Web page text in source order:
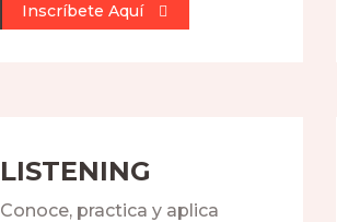
Inscríbete Aquí
LISTENING
Conoce, practica y aplica